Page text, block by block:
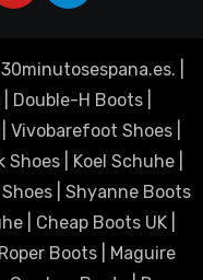
30minutosespana.es. |
Double-H Boots
Vivobarefoot Shoes|
Shoes| Koel Schuhe|
| Shyanne Boots
| Cheap Boots UK
Roper Boots| Maguire